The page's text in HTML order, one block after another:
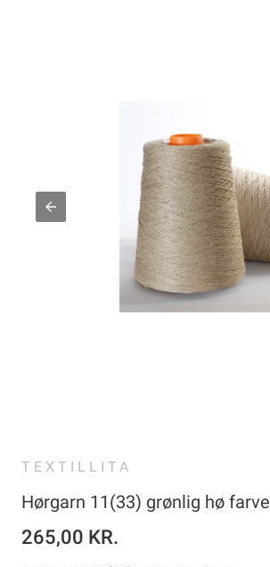
TEXTILLITA
Hørgarn 11(33) grønlig hø farve
265,00 KR.